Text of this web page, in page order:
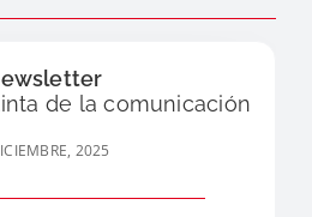
de la comunicación
2025